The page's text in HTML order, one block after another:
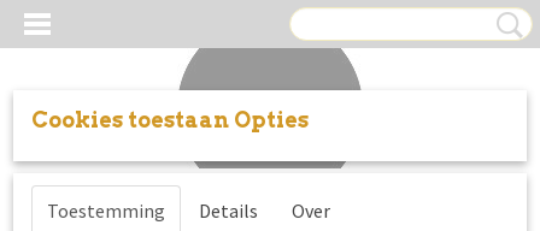
Inloggen Registreren
Cookies toestaan Opties
Toestemming Details Over